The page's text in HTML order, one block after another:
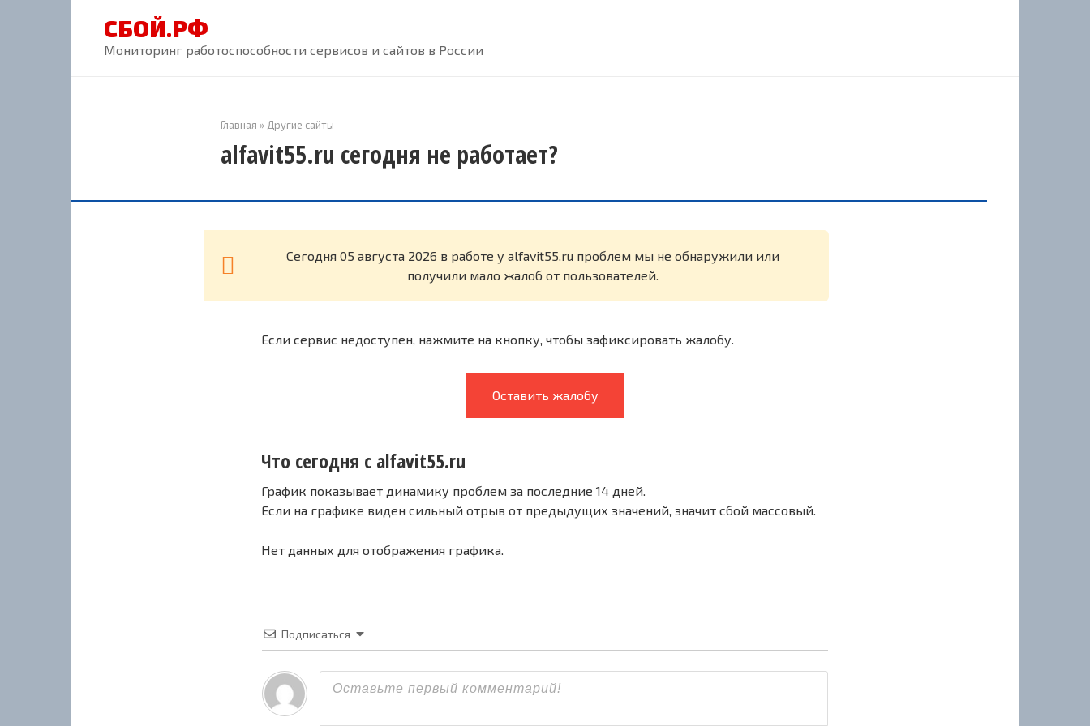
СБОЙ.РФ
Мониторинг работоспособности сервисов и сайтов в России
Главная » Другие сайты
alfavit55.ru сегодня не работает?
Cегодня 05 августа 2026 в работе у alfavit55.ru проблем мы не обнаружили или
получили мало жалоб от пользователей.
Если сервис недоступен, нажмите на кнопку, чтобы зафиксировать жалобу.
Оставить жалобу
Что сегодня с alfavit55.ru
График показывает динамику проблем за последние 14 дней.
Если на графике виден сильный отрыв от предыдущих значений, значит сбой массовый.
Нет данных для отображения графика.
Подписаться